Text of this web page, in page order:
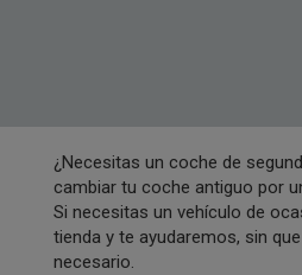
¿Necesitas un coche de
cambiar tu coche antiguo por
Si necesitas un vehículo de
tienda y te ayudaremos, sin
necesario.